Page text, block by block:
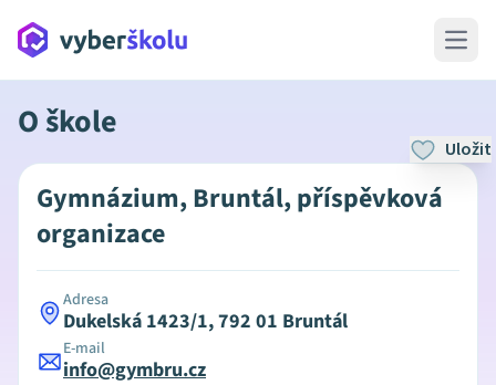
Open
O škole
Uložit
Gymnázium, Bruntál, příspěvková
organizace
Adresa
Dukelská 1423/1, 792 01 Bruntál
E-mail
info@gymbru.cz